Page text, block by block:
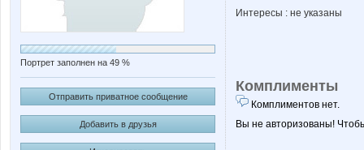
Портрет заполнен на 49 %
Отправить приватное сообщение
Добавить в друзья
Интересы : не указаны
Комплименты
Комплиментов нет.
Вы не авторизованы!